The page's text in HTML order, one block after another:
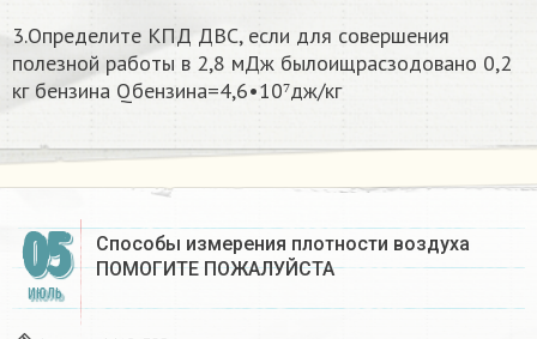
3.Определите КПД ДВС, если для совершения
полезной работы в 2,8 мДж былоищрасзодовано 0,2
кг бензина Qбензина=4,6•10⁷дж/кг
05
ИЮЛЬ
Способы измерения плотности воздуха
ПОМОГИТЕ ПОЖАЛУЙСТА